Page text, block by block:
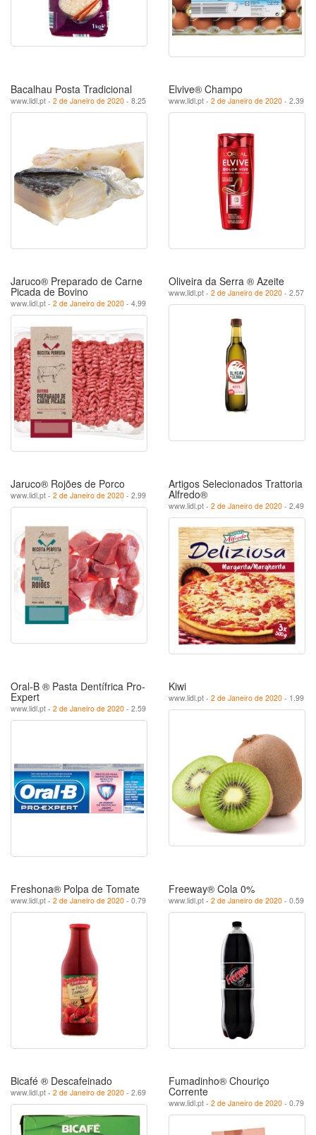
Bacalhau Posta Tradicional
www.lidl.pt - 2 de Janeiro de 2020 - 8.25
Elvive® Champo
www.lidl.pt - 2 de Janeiro de 2020 - 2.39
Jaruco® Preparado de Carne
Picada de Bovino
www.lidl.pt - 2 de Janeiro de 2020 - 4.99
Oliveira da Serra ® Azeite
www.lidl.pt - 2 de Janeiro de 2020 - 2.57
Jaruco® Rojões de Porco
www.lidl.pt - 2 de Janeiro de 2020 - 2.99
Artigos Selecionados Trattoria
Alfredo®
www.lidl.pt - 2 de Janeiro de 2020 - 2.49
Oral-B ® Pasta Dentífrica Pro-
Expert
www.lidl.pt - 2 de Janeiro de 2020 - 2.59
Kiwi
www.lidl.pt - 2 de Janeiro de 2020 - 1.99
Freshona® Polpa de Tomate
www.lidl.pt - 2 de Janeiro de 2020 - 0.79
Freeway® Cola 0%
www.lidl.pt - 2 de Janeiro de 2020 - 0.59
Bicafé ® Descafeinado
www.lidl.pt - 2 de Janeiro de 2020 - 2.69
Fumadinho® Chouriço
Corrente
www.lidl.pt - 2 de Janeiro de 2020 - 0.79